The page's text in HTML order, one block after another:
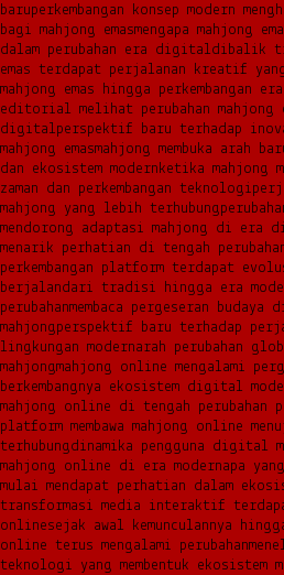
baruperkembangan konsep modern
bagi mahjong emasmengapa mahjong
dalam perubahan era digitaldibalik
emas terdapat perjalanan kreatif
mahjong emas hingga perkembangan
editorial melihat perubahan
digitalperspektif baru terhadap
mahjong emasmahjong membuka arah
dan ekosistem modern ketika mahjong
zaman dan perkembangan teknologi
mahjong yang lebih terhubung
mendorong adaptasi mahjong di era
menarik perhatian di tengah
perkembangan platform terdapat
berjalandari tradisi hingga era
perubahanmembaca pergeseran
mahjongperspektif baru terhadap
lingkungan modernarah perubahan
mahjongmahjong online mengalami
berkembangnya ekosistem digital
mahjong online di tengah
platform membawa mahjong online
terhubungdinamika pengguna digital
mahjong online di era modernapa
mulai mendapat perhatian dalam
transformasi media interaktif
onlinesejak awal kemunculannya
online terus mengalami perubahan
teknologi yang membentuk ekosistem